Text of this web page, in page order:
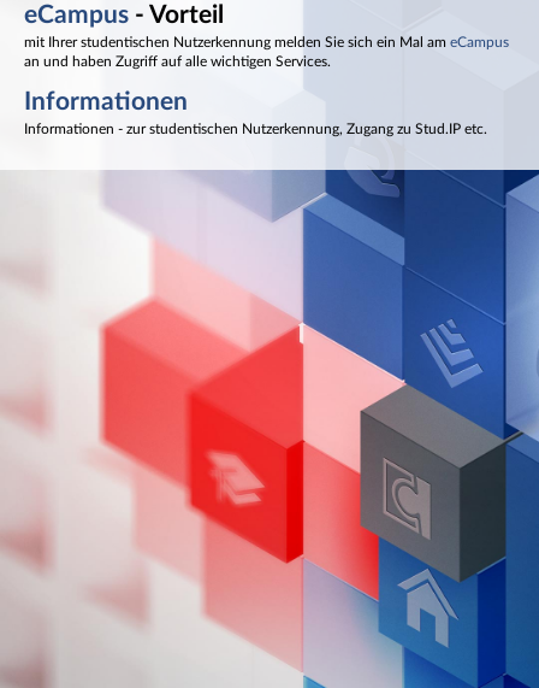
eCampus - Vorteil
mit Ihrer studentischen Nutzerkennung melden Sie sich ein Mal am eCampus
an und haben Zugriff auf alle wichtigen Services.
Informationen
Informationen - zur studentischen Nutzerkennung, Zugang zu Stud.IP etc.